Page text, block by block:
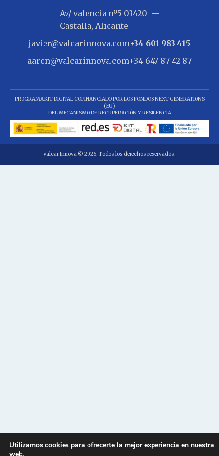
Av/ valencia nº5 03420 —
Castalla, Alicante
javier@valcarinnova.com+34 601 983 415
aaron@valcarinnova.com+34 647 87 42 87
PROGRAMA KIT DIGITAL COFINANCIADO POR LOS FONDOS NEXT GENERATIONS
(EU)
DEL MECANISMO DE RECUPERACIÓN Y RESILENCIA
Valcar Innova © 2026. Todos los derechos reservados.
Utilizamos cookies para ofrecerte la mejor experiencia en nuestra
web.